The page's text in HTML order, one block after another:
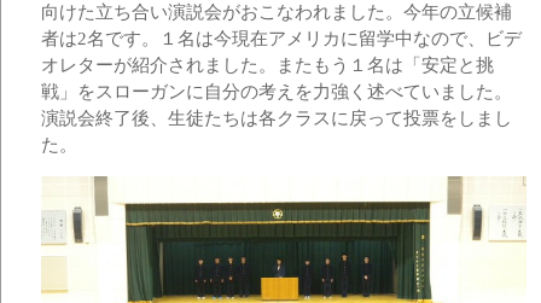
向けた立ち合い演説会がおこなわれました。今年の立候補
者は2名です。１名は今現在アメリカに留学中なので、ビデ
オレターが紹介されました。またもう１名は「安定と挑
戦」をスローガンに自分の考えを力強く述べていました。
演説会終了後、生徒たちは各クラスに戻って投票をしまし
た。